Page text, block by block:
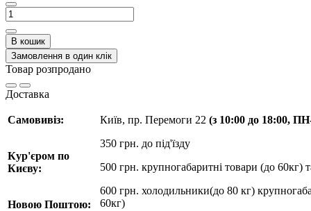
В кошик
Замовлення в один клік
Товар розпродано
Доставка
Самовивіз:
Кур'єром по
Києву:
Новою Поштою:
Київ, пр. Перемоги 22 (з 10:00 до 18:00,
350 грн. до під'їзду
500 грн. крупногабаритні товари (до 60кг)
600 грн. холодильники(до 80 кг)
60кг)